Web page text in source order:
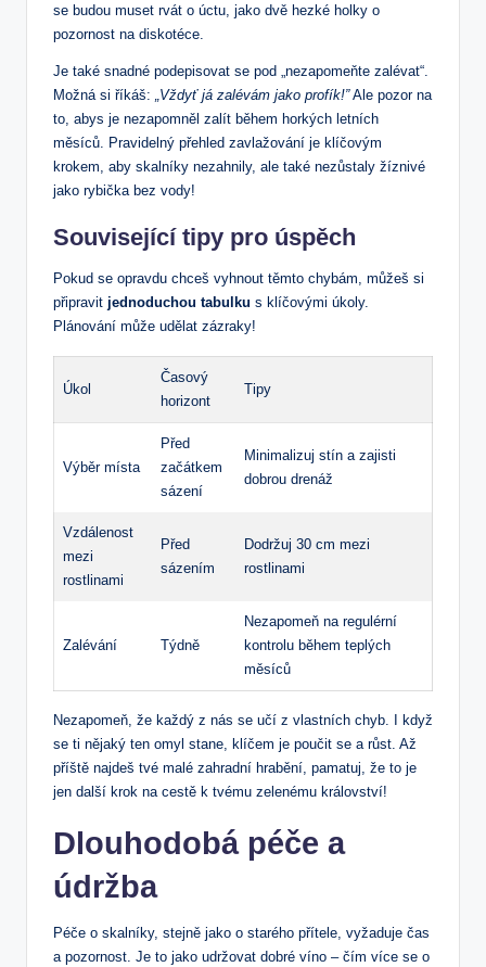
se budou muset rvát o úctu, jako dvě hezké holky o
pozornost na diskotéce.
Je také snadné podepisovat se pod „nezapomeňte zalévat“.
Možná si říkáš: „Vždyť já zalévám jako profík!”Ale pozor na
to, abys je nezapomněl zalít během horkých letních
měsíců. Pravidelný přehled zavlažování je klíčovým
krokem, aby skalníky nezahnily, ale také nezůstaly žíznivé
jako rybička bez vody!
Související tipy pro úspěch
Pokud se opravdu chceš vyhnout těmto chybám, můžeš si
připravit jednoduchou tabulku s klíčovými úkoly.
Plánování může udělat zázraky!
Úkol
Časový
horizont
Tipy
Výběr místa
Před
začátkem
sázení
Minimalizuj stín a zajisti
dobrou drenáž
Vzdálenost
mezi
rostlinami
Před
sázením
Dodržuj 30 cm mezi
rostlinami
Zalévání Týdně
Nezapomeň na regulérní
kontrolu během teplých
měsíců
Nezapomeň, že každý z nás se učí z vlastních chyb. I když
se ti nějaký ten omyl stane, klíčem je poučit se a růst. Až
příště najdeš tvé malé zahradní hrabění, pamatuj, že to je
jen další krok na cestě k tvému zelenému království!
Dlouhodobá péče a
údržba
Péče o skalníky, stejně jako o starého přítele, vyžaduje čas
a pozornost. Je to jako udržovat dobré víno – čím více se o